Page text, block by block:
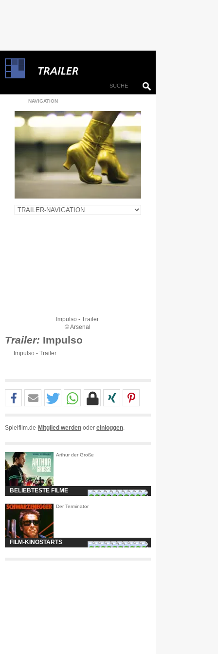
NAVIGATION
Impulso - Trailer
© Arsenal
Trailer: Impulso
Impulso - Trailer
Spielfilm.de-Mitglied werden oder einloggen
Arthur der Große
BELIEBTESTE FILME
Der Terminator
FILM-KINOSTARTS